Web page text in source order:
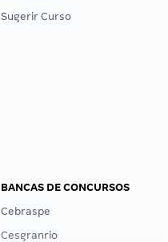
Sugerir Curso
BANCAS DE CONCURSOS
Cebraspe
Cesgranrio